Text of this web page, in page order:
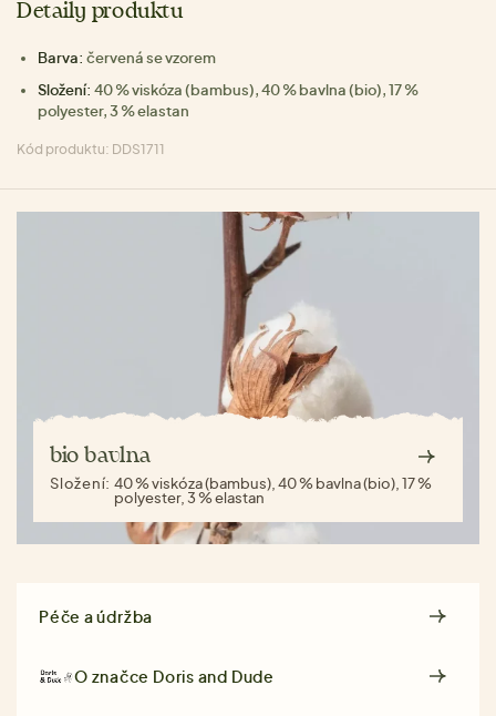
Detaily produktu
Barva: červená se vzorem
Složení: 40 % viskóza (bambus), 40 % bavlna (bio), 17 %
polyester, 3 % elastan
Kód produktu: DDS1711
bio bavlna
Složení:40 % viskóza (bambus), 40 % bavlna (bio), 17 %
polyester, 3 % elastan
Péče a údržba
O značce Doris and Dude